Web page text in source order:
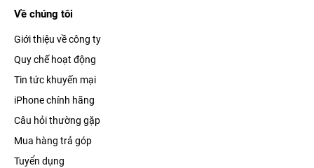
Về chúng tôi
Giới thiệu về công ty
Quy chế hoạt động
Tin tức khuyến mại
iPhone chính hãng
Câu hỏi thường gặp
Mua hàng trả góp
Tuyển dụng